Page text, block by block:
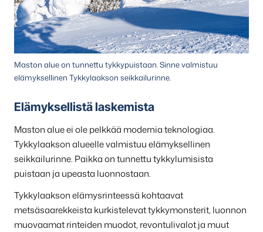
Maston alue on tunnettu tykkypuistaan. Sinne valmistuu
elämyksellinen Tykkylaakson seikkailurinne.
Elämyksellistä laskemista
Maston alue ei ole pelkkää modernia teknologiaa.
Tykkylaakson alueelle valmistuu elämyksellinen
seikkailurinne. Paikka on tunnettu tykkylumisista
puistaan ja upeasta luonnostaan.
Tykkylaakson elämysrinteessä kohtaavat
metsäsaarekkeista kurkistelevat tykkymonsterit, luonnon
muovaamat rinteiden muodot, revontulivalot ja muut